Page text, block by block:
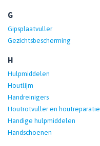
G
Gipsplaatvuller
Gezichtsbescherming
H
Hulpmiddelen
Houtlijm
Handreinigers
Houtrotvuller en houtreparatie
Handige hulpmiddelen
Handschoenen